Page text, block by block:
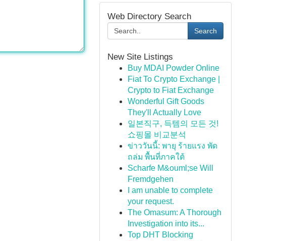
Web Directory Search
Search
New Site Listings
Buy MDAI Powder Online
Fiat To Crypto Exchange |
Crypto to Fiat Exchange
Wonderful Gift Goods
They'll Actually Love
일본직구, 득템의 모든 것!
쇼핑몰 비교분석
ข่าววันนี้: พายุ ร้ายแรง พัด
ถล่ม พื้นที่ภาคใต้
Scharfe M&ouml;se Will
Fremdgehen
I am unable to complete
your request.
The Omasum: A Thorough
Investigation into its...
Top DHT Blocking